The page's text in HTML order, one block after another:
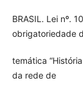
BRASIL. Lei nº.
obrigatoriedade
temática
da rede de